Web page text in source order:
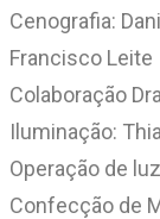
Cenografia:
Francisco Leite
Colaboração
Iluminação:
Operação de
Confecção de